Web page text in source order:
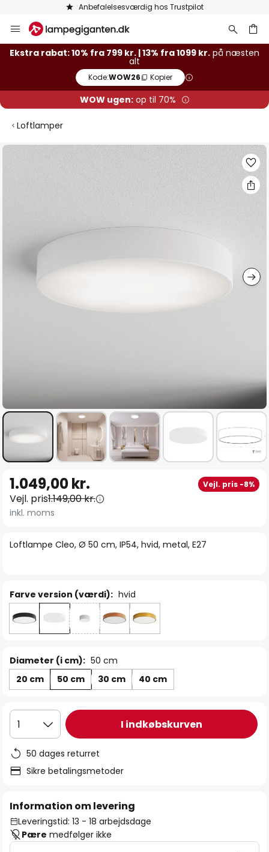
Anbefalelsesværdig hos Trustpilot
to
Content
Ekstra rabat: 10% fra 799 kr. | 13% fra 1099 kr. på næsten
alt
Kode:WOW26 Kopier
WOW ugen:op til 70%
Loftlamper
Gå
starten
af
Loftlampe Cleo, Ø 50 cm, IP54, hvid, metal, E27
1.049,00 kr. Vejl. pris -8%
Vejl. pris1.149,00 kr.
inkl. moms
Farve version (værdi): hvid
Diameter (i cm): 50 cm
20 cm
50 cm 30 cm 40 cm
1 I indkøbskurven
50 dages returret
Sikre betalingsmetoder
Information om levering
Leveringstid: 13 - 18 arbejdsdage
Pære medfølger ikke